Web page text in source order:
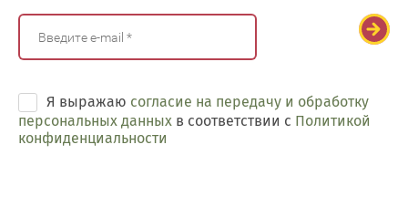
Я выражаю согласие на передачу и обработку
персональных данных в соответствии с Политикой
конфиденциальности